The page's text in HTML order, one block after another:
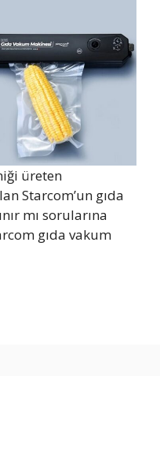
üreten
Starcom’un gıda
mı sorularına
gıda vakum